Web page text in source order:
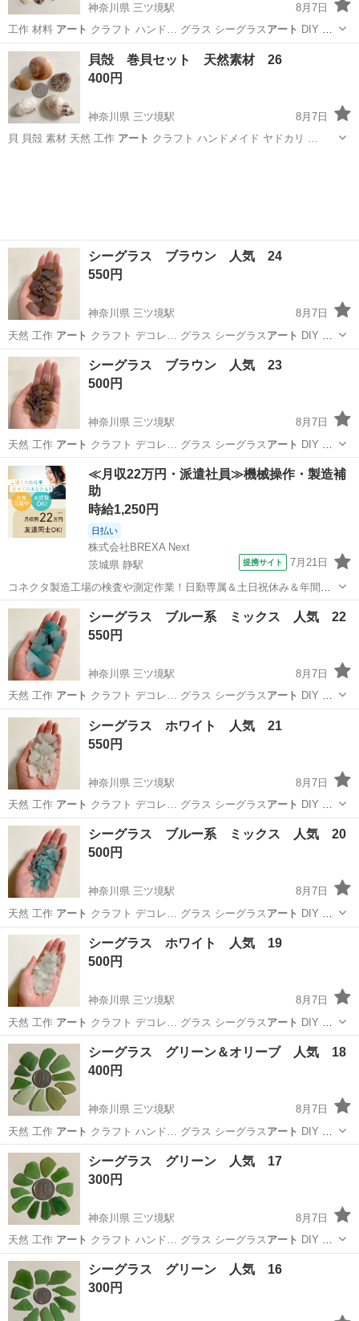
神奈川県 三ツ境駅
8月7日
工作 材料 アート クラフト ハンド… グラス シーグラス アート DIY 自
由研究…
神奈川 横浜市 三ツ境駅 生活雑貨 貝殻
貝殻 巻貝セット 天然素材 26
400円
神奈川県 三ツ境駅
8月7日
貝 貝殻 素材 天然 工作 アート クラフト ハンドメイド ヤドカリ …
シーグラス ブラウン 人気 24
550円
神奈川県 三ツ境駅
8月7日
天然 工作 アート クラフト デコレ… グラス シーグラス アート DIY 置
物 …
神奈川 横浜市 三ツ境駅 生活雑貨 シーグラス
シーグラス ブラウン 人気 23
500円
神奈川県 三ツ境駅
8月7日
天然 工作 アート クラフト デコレ… グラス シーグラス アート DIY 置
物 …
神奈川 横浜市 三ツ境駅 生活雑貨 シーグラス
≪月収22万円・派遣社員≫機械操作・製造補
助
時給1,250円
日払い
株式会社BREXA Next
茨城県 静駅
提携サイト 7月21日
コネクタ製造工場の検査や測定作業！日勤専属＆土日祝休み＆年間休
日128日★クリーンルーム内作業★マイカー通勤OK＆無料駐車場あり
★就業先食堂利用可！日払い制度あり！《茨城県常陸大宮市》 人気の
工場のお仕事 ◇コネクタ製造工...
茨城 常陸大宮市 その他
シーグラス ブルー系 ミックス 人気 22
550円
神奈川県 三ツ境駅
8月7日
天然 工作 アート クラフト デコレ… グラス シーグラス アート DIY 置
物 …
神奈川 横浜市 三ツ境駅 その他 シーグラス
シーグラス ホワイト 人気 21
550円
神奈川県 三ツ境駅
8月7日
天然 工作 アート クラフト デコレ… グラス シーグラス アート DIY 置
物 …
神奈川 横浜市 三ツ境駅 その他 シーグラス
シーグラス ブルー系 ミックス 人気 20
500円
神奈川県 三ツ境駅
8月7日
天然 工作 アート クラフト デコレ… グラス シーグラス アート DIY 置
物 …
神奈川 横浜市 三ツ境駅 その他 シーグラス
シーグラス ホワイト 人気 19
500円
神奈川県 三ツ境駅
8月7日
天然 工作 アート クラフト デコレ… グラス シーグラス アート DIY 置
物 …
神奈川 横浜市 三ツ境駅 その他 シーグラス
シーグラス グリーン＆オリーブ 人気 18
400円
神奈川県 三ツ境駅
8月7日
天然 工作 アート クラフト ハンド… グラス シーグラス アート DIY 置
物 …
神奈川 横浜市 三ツ境駅 その他 シーグラス
シーグラス グリーン 人気 17
300円
神奈川県 三ツ境駅
8月7日
天然 工作 アート クラフト ハンド… グラス シーグラス アート DIY 置
物 …
神奈川 横浜市 三ツ境駅 その他 シーグラス
シーグラス グリーン 人気 16
300円